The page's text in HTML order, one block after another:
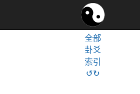
全部
卦爻
索引
↺↻